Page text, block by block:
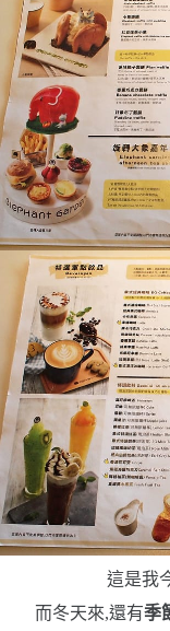
這是我
而冬天來,還有季